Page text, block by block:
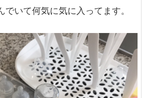
いて何気に気に入ってます。